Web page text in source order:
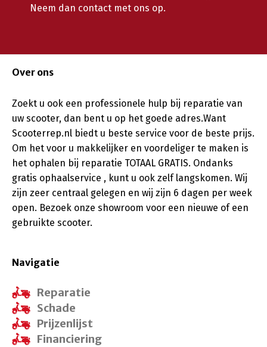
Neem dan contact met ons op.
Over ons
Zoekt u ook een professionele hulp bij reparatie van
uw scooter, dan bent u op het goede adres.Want
Scooterrep.nl biedt u beste service voor de beste prijs.
Om het voor u makkelijker en voordeliger te maken is
het ophalen bij reparatie TOTAAL GRATIS. Ondanks
gratis ophaalservice , kunt u ook zelf langskomen. Wij
zijn zeer centraal gelegen en wij zijn 6 dagen per week
open. Bezoek onze showroom voor een nieuwe of een
gebruikte scooter.
Navigatie
Reparatie
Schade
Prijzenlijst
Financiering